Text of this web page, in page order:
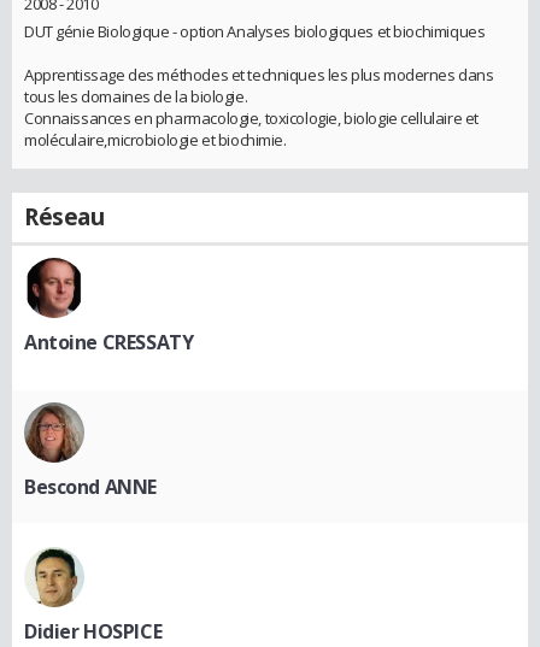
DUT génie Biologique - option Analyses biologiques et biochimiques
Apprentissage des méthodes et techniques les plus modernes dans
tous les domaines de la biologie.
Connaissances en pharmacologie, toxicologie, biologie cellulaire et
moléculaire,microbiologie et biochimie.
Réseau
Antoine CRESSATY
Bescond ANNE
Didier HOSPICE